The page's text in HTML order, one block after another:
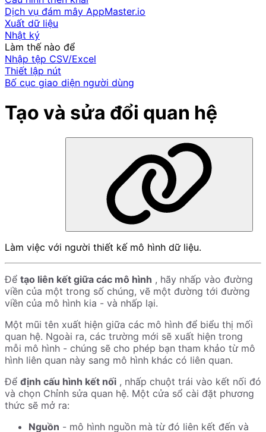
Dịch vụ đám mây AppMaster.io
Xuất dữ liệu
Nhật ký
Làm thế nào để
Nhập tệp CSV/Excel
Thiết lập nút
Bố cục giao diện người dùng
Tạo và sửa đổi quan hệ
Làm việc với người thiết kế mô hình dữ liệu.
Để tạo liên kết giữa các mô hình , hãy nhấp vào đường
viền của một trong số chúng, vẽ một đường tới đường
viền của mô hình kia - và nhấp lại.
Một mũi tên xuất hiện giữa các mô hình để biểu thị mối
quan hệ. Ngoài ra, các trường mới sẽ xuất hiện trong
mỗi mô hình - chúng sẽ cho phép bạn tham khảo từ mô
hình liên quan này sang mô hình khác có liên quan.
Để định cấu hình kết nối , nhấp chuột trái vào kết nối đó
và chọn Chỉnh sửa quan hệ. Một cửa sổ cài đặt phương
thức sẽ mở ra:
Nguồn - mô hình nguồn mà từ đó liên kết đến và